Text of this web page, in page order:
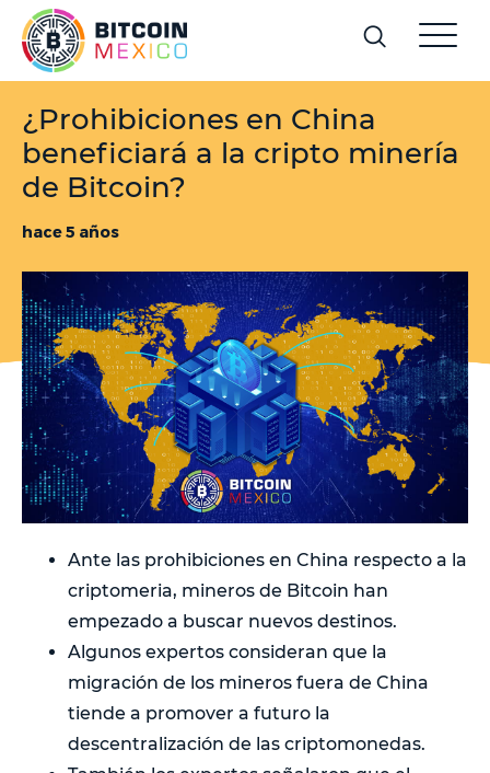
¿Prohibiciones en China
beneficiará a la cripto minería
de Bitcoin?
hace 5 años
Ante las prohibiciones en China respecto a la
criptomeria, mineros de Bitcoin han
empezado a buscar nuevos destinos.
Algunos expertos consideran que la
migración de los mineros fuera de China
tiende a promover a futuro la
descentralización de las criptomonedas.